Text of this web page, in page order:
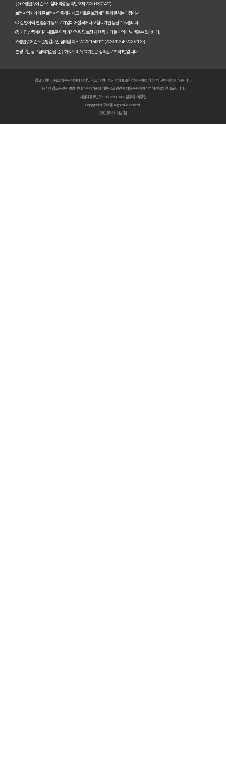
펫보험비교사이트 이용 전 필수! 놓치면 후회할 3가지 체크리스트
펫보험비교사이트, 내 반려동물에게 꼭 맞는 선택 기준은?
펫보험비교사이트 현명하게 고르는 법: 보장 범위별 주요 서비스 비교 분석
숨은 혜택까지 찾는 펫보험비교사이트 100% 활용 노하우 대공개
(주)쇼엠인슈어런스 보험대리점(등록번호 제2025030014호)
보험계약자가 기존 보험계약을 해지하고 새로운 보험계약을 체결하는 과정에서
① 질병이력, 연령증가 등으로 가입이 거절되거나 보험료가 인상될 수 있습니다.
② 가입 상품에 따라 새로운 면책기간 적용 및 보장 제한 등 기타 불이익이 발생할 수 있습니다.
쇼엠인슈어런스 준법감시인 심의필 제S-2025117421호 (2025.11.24~2026.11.23)
본 광고는 광고심의기준을 준수하였으며, 유효기간은 심의일로부터 1년입니다.
광고대행사 : ㈜쇼엠은/는 페이지 제작 및 광고 대행만을 진행하며, 보험상품 판매에 직접적인 관여를 하지 않습니다.
동 상품광고는 관련 법령 및 내부통제기준에 따른 광고 관련 절차를 준수하여 작성되었음을 안내드립니다.
사업자등록번호 : 318-87-00348 | 담당자 : 이광헌
Copyright (c) ㈜쇼엠 All rights Reserved.
[개인정보처리방침]